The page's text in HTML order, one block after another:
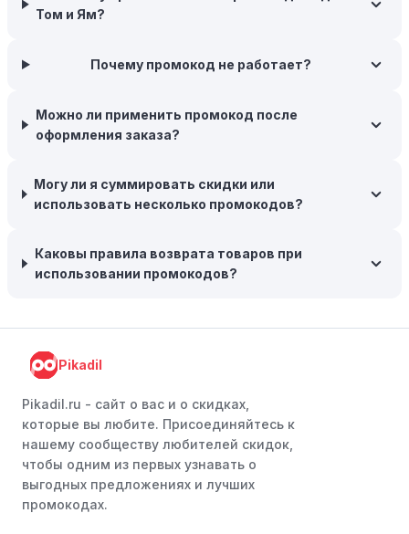
два. В некоторых случаях существует большая
Том и Ям, могут прислать вам код скидки, чтобы
Межсезонные покупки:Приобретайте товары во
время межсезонных распродаж, когда магазины
товары на следующий сезон, когда они будут в
продаже.
Возможность бесплатной доставки:Большинство
интернет-магазинов часто предлагают бесплатную
заказе на сумму, превышающую определенную,
поэтому рассмотрите возможность покупки
нескольких товаром в одном заказе.
Следите за социальными сетями:
Ям в социальных сетях, таких как VK, Facebook или
Instagram. Ритейлеры часто делятся со своими
подписчиками эксклюзивными кодами скидок или
акциями.
Том и Ям?
Почему промокод не работает?
Можно ли применить промокод после
оформления заказа?
Могу ли я суммировать скидки или
использовать несколько промокодов?
Каковы правила возврата товаров при
использовании промокодов?
Pikadil
Pikadil.ru - cайт о вас и о скидках,
которые вы любите. Присоединяйтесь к
нашему сообществу любителей скидок,
чтобы одним из первых узнавать о
выгодных предложениях и лучших
промокодах.